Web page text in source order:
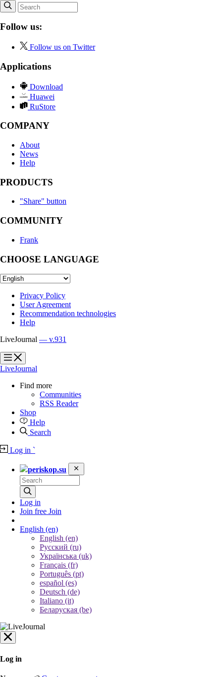
Follow us:
Follow us on Twitter
Applications
Download
Huawei
RuStore
COMPANY
About
News
Help
PRODUCTS
"Share" button
COMMUNITY
Frank
CHOOSE LANGUAGE
Privacy Policy
User Agreement
Recommendation technologies
Help
LiveJournal — v.931
?
?
LiveJournal
Find more
Communities
RSS Reader
Shop
Help
Search
Log in `
periskop.su
Log in
Join free Join
English (en)
English (en)
Русский (ru)
Українська (uk)
Français (fr)
Português (pt)
español (es)
Deutsch (de)
Italiano (it)
Беларуская (be)
Log in